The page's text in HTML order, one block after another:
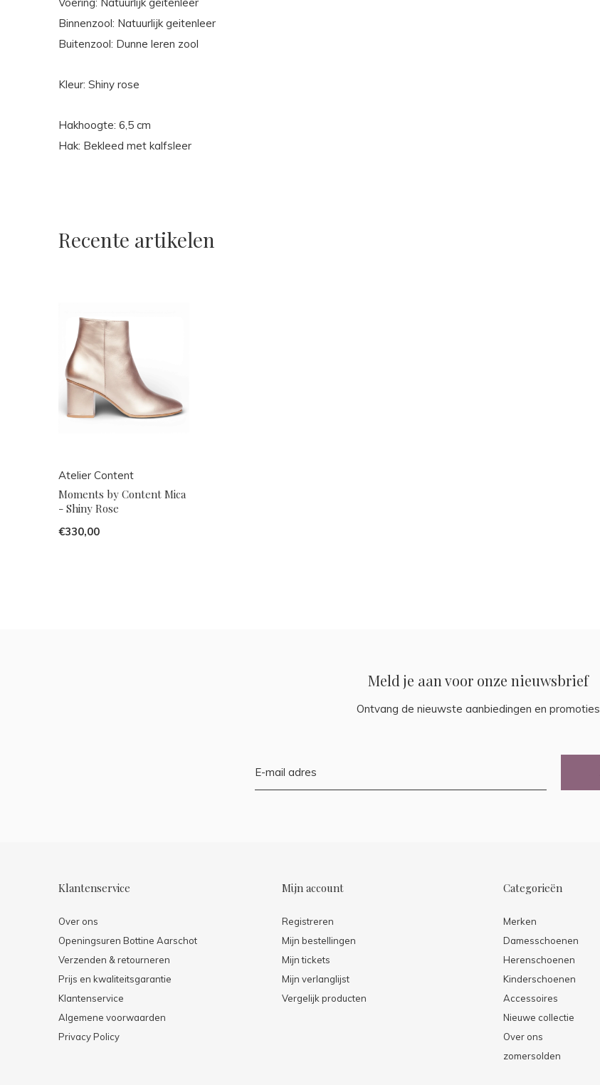
Binnenzool: Natuurlijk geitenleer
Buitenzool: Dunne leren zool
Kleur: Shiny rose
Hakhoogte: 6,5 cm
Hak: Bekleed met kalfsleer
Recente artikelen
Atelier Content
Moments by Content Mica
- Shiny Rose
€330,00
Meld je aan voor onze nieuwsbrief
Ontvang de nieuwste aanbiedingen en promoties
Klantenservice
Over ons
Openingsuren Bottine Aarschot
Verzenden & retourneren
Prijs en kwaliteitsgarantie
Klantenservice
Algemene voorwaarden
Privacy Policy
Mijn account
Registreren
Mijn bestellingen
Mijn tickets
Mijn verlanglijst
Vergelijk producten
Categorieën
Merken
Damesschoenen
Herenschoenen
Kinderschoenen
Accessoires
Nieuwe collectie
Over ons
zomersolden